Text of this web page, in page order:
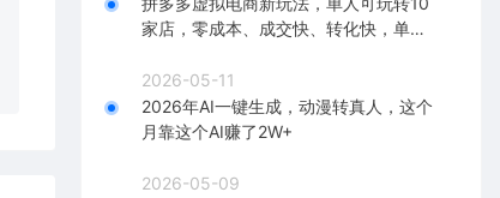
家店，零成本、成交快、转化快，单店
2026-05-11
2026年AI一键生成，动漫转真人，这个
月靠这个AI赚了2W+
2026-05-09